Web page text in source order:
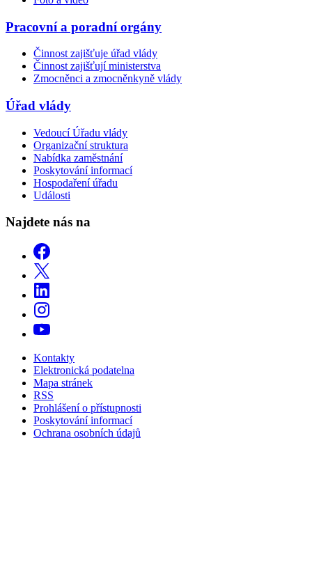
Pracovní a poradní orgány
Činnost zajišťuje úřad vlády
Činnost zajišťují ministerstva
Zmocněnci a zmocněnkyně vlády
Úřad vlády
Vedoucí Úřadu vlády
Organizační struktura
Nabídka zaměstnání
Poskytování informací
Hospodaření úřadu
Události
Najdete nás na
Kontakty
Elektronická podatelna
Mapa stránek
RSS
Prohlášení o přístupnosti
Poskytování informací
Ochrana osobních údajů